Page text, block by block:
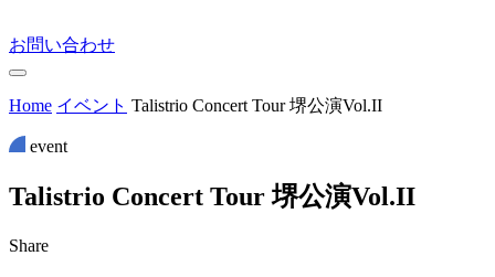
お問い合わせ
Home イベント Talistrio Concert Tour 堺公演Vol.II
event
Talistrio Concert Tour 堺公演Vol.II
Share